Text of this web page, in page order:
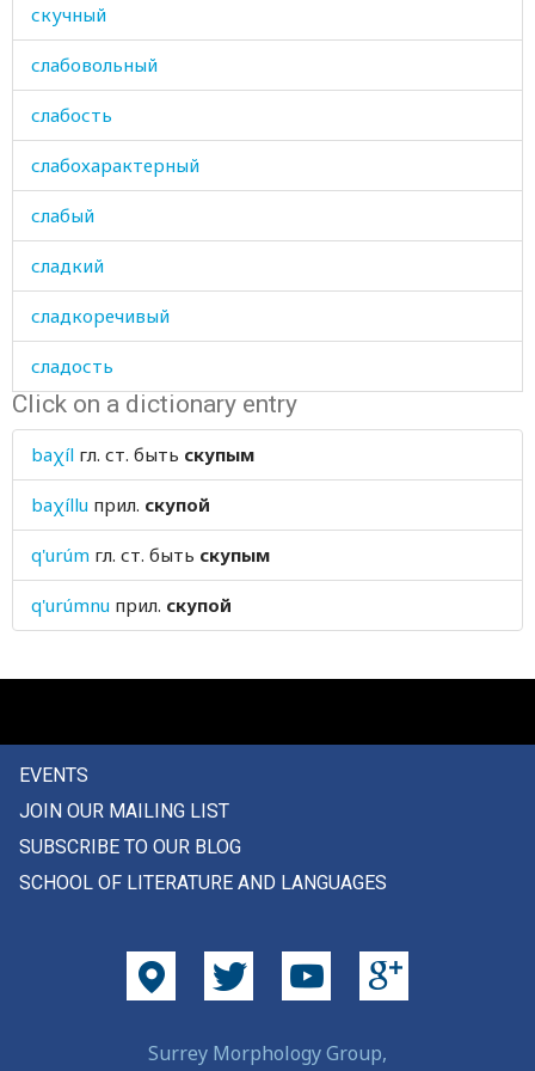
скучный
слабовольный
слабость
слабохарактерный
слабый
сладкий
сладкоречивый
сладость
след
следить
следовать
следующий
слезы
слива
слизь
Click on a dictionary entry
baχíl гл. ст. быть скупым
baχíllu прил. скупой
q'urúm гл. ст. быть скупым
q'urúmnu прил. скупой
EVENTS
JOIN OUR MAILING LIST
SUBSCRIBE TO OUR BLOG
SCHOOL OF LITERATURE AND LANGUAGES
Surrey Morphology Group,